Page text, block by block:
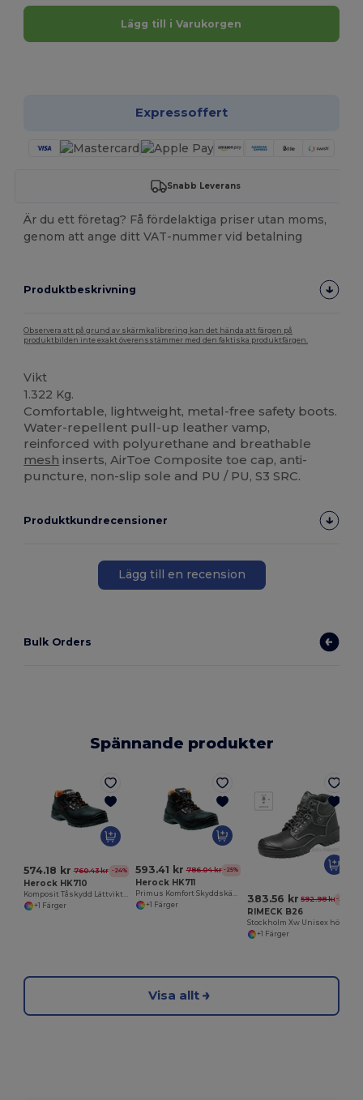
Lägg till i Varukorgen
Expressoffert
Snabb Leverans
Är du ett företag? Få fördelaktiga priser utan moms,
genom att ange ditt VAT-nummer vid betalning
Produktbeskrivning
Observera att på grund av skärmkalibrering kan det hända att färgen på
produktbilden inte exakt överensstämmer med den faktiska produktfärgen.
Vikt
1.322 Kg.
Comfortable, lightweight, metal-free safety boots.
Water-repellent pull-up leather vamp,
reinforced with polyurethane and breathable
mesh inserts, AirToe Composite toe cap, anti-
puncture, non-slip sole and PU / PU, S3 SRC.
Produktkundrecensioner
Lägg till en recension
Bulk Orders
Spännande produkter
574.18 kr 760.43 kr -24%
Herock HK710
+1 Färger
593.41 kr 786.04 kr -25%
Herock HK711
+1 Färger
383.56 kr 592.98 kr-35%
RIMECK B26
+1 Färger
Visa allt